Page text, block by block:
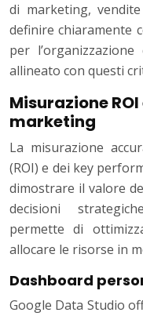
di marketing,
definire chiaramente
per
allineato con questi
Misurazione
marketing
La misurazione
(ROI) e dei key
dimostrare il valore
decisioni
permette di
allocare le risorse in
Dashboard
Google Data Studio